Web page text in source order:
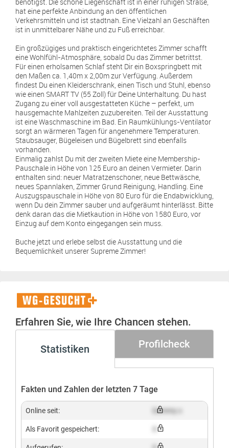
hat eine perfekte Anbindung an den öffentlichen
Verkehrsmitteln und ist stadtnah. Eine Vielzahl an Geschäften
ist in unmittelbarer Nähe und zu Fuß erreichbar.
Ein großzügiges und praktisch eingerichtetes Zimmer schafft
eine Wohlfühl-Atmosphäre, sobald Du das Zimmer betrittst.
Für einen erholsamen Schlaf steht Dir ein Boxspringbett mit
den Maßen ca. 1,40m x 2,00m zur Verfügung. Außerdem
findest Du einen Kleiderschrank, einen Tisch und Stuhl, ebenso
wie einen SMART TV (55 Zoll) für Deine Unterhaltung. Du hast
Zugang zu einer voll ausgestatteten Küche – perfekt, um
hausgemachte Mahlzeiten zuzubereiten. Teil der Ausstattung
ist eine Waschmaschine im Bad. Ein Raumkühlungs-Ventilator
sorgt an wärmeren Tagen für angenehmere Temperaturen.
Staubsauger, Bügeleisen und Bügelbrett sind ebenfalls
vorhanden.
Einmalig zahlst Du mit der zweiten Miete eine Membership-
Pauschale in Höhe von 125 Euro an deinen Vermieter. Darin
enthalten sind: neuer Matratzenschoner, neue Bettwäsche,
neues Spannlaken, Zimmer Grund Reinigung, Handling. Eine
Auszugspauschale in Höhe von 80 Euro für die Endabwicklung,
wenn Du dein Zimmer sauber und aufgeräumt hinterlässt. Bitte
denk daran das die Mietkaution in Höhe von 1580 Euro, vor
Einzug auf dem Konto eingegangen sein muss.
Buche jetzt und erlebe selbst die Ausstattung und die
Bequemlichkeit unserer Supreme Zimmer!
WG-
Gesucht+
Erfahren Sie, wie Ihre Chancen stehen.
Statistiken Profilcheck
Fakten und Zahlen der letzten 7 Tage
Online seit: Dummy x
Als Favorit gespeichert: